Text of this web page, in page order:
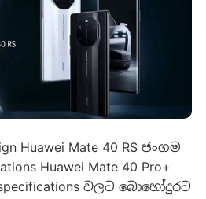
Huawei Mate 40 RS ජංගම
Huawei Mate 40 Pro+
වලට බොහෝදුරට